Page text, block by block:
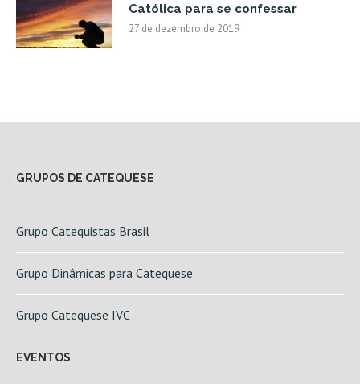
Católica para se confessar
27 de dezembro de 2019
GRUPOS DE CATEQUESE
Grupo Catequistas Brasil
Grupo Dinâmicas para Catequese
Grupo Catequese IVC
EVENTOS